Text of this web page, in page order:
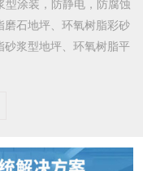
型涂装，防静电，防腐蚀
石地坪、环氧树脂彩砂
砂浆型地坪、环氧树脂平